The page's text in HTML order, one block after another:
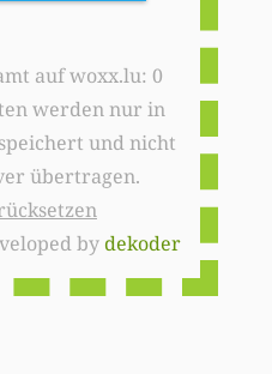
auf woxx.lu: 0
werden nur in
und nicht
übertragen.
bydekoder